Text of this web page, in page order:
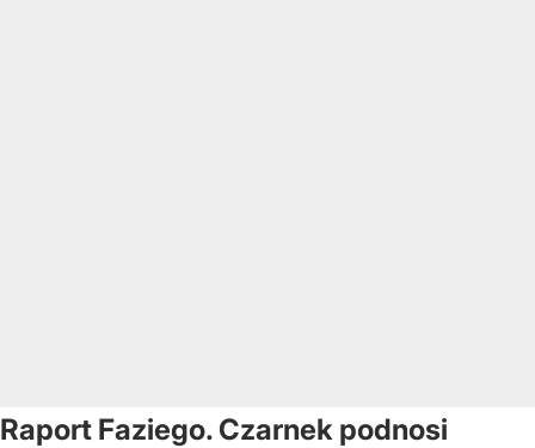
Raport Faziego. Czarnek podnosi